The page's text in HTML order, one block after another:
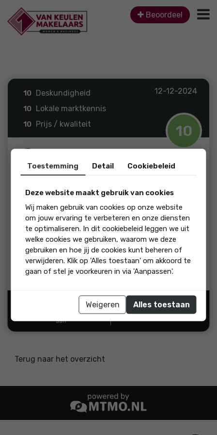
Beoordeel
12-12-2024
10
10 Deskundigheid
10 Lokale marktkennis
10 Prijs / kwaliteit
10 Service en begeleiding
soort review: Verkoop
Karin Jonker
Notenhout 41 B
beoordeling:
Frank van van Keulen makelaars levert persoonlijke en
professionele service. Hij is goed in zijn werk en weet wat er
op de huizenmarkt speelt. Ook de medewerkers op kantoor
leveren prima ondersteuning en waren er altijd als we
vragen hadden. We zijn dus zeer tevreden.
"Ja, ik beveel dit bedrijf
aan"
Bron:
Terug naar het overzicht
Toestemming Detail Cookiebeleid
Deze website maakt gebruik van cookies
Wij maken gebruik van cookies op onze website
om jouw ervaring te verbeteren en onze diensten
te optimaliseren. In dit cookiebeleid leggen we uit
welke cookies we gebruiken, waarom we deze
gebruiken en hoe jij de cookies kunt beheren of
verwijderen. Klik op 'Alles toestaan' om akkoord te
gaan of stel je voorkeuren in via 'Aanpassen'.
Weigeren Alles toestaan